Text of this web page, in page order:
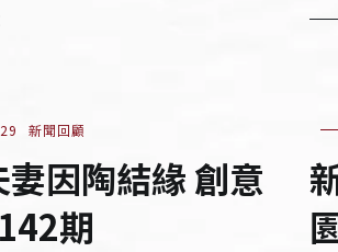
新聞回顧
因陶結緣 創意
期